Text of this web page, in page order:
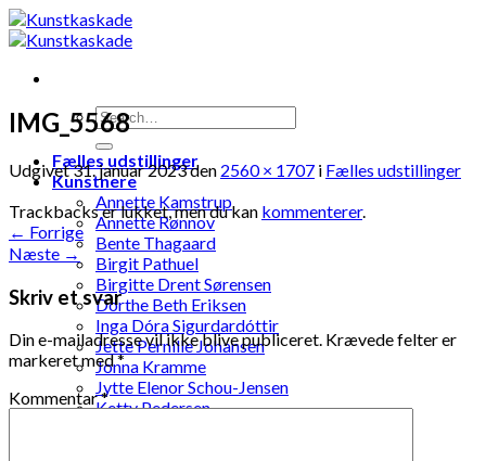
Skip
to
Fælles udstillinger
Kunstnere
Annette Kamstrup
Annette Rønnov
Bente Thagaard
Birgit Pathuel
Birgitte Drent Sørensen
Dorthe Beth Eriksen
Inga Dóra Sigurdardóttir
Jette Pernille Johansen
Jonna Kramme
Jytte Elenor Schou-Jensen
Ketty Pedersen
IMG_5568
Udgivet31. januar 2023den 2560 × 1707 i Fælles udstillinger
Trackbacks er lukket, men du kan kommenterer.
← Forrige
Næste →
Skriv et svar
Din e-mailadresse vil ikke blive publiceret. Krævede felter er
markeret med*
Kommentar*